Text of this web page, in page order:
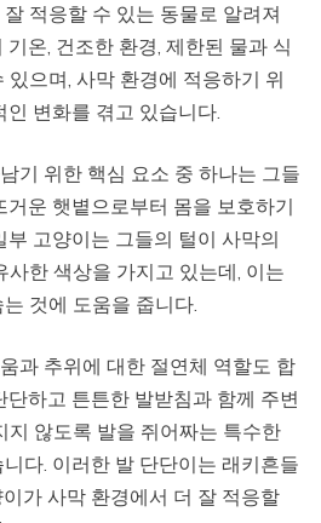
적응할 수 있는 동물로 알려져
온, 건조한 환경, 제한된 물과 식
으며, 사막 환경에 적응하기 위
변화를 겪고 있습니다.
기 위한 핵심 요소 중 하나는 그들
거운 햇볕으로부터 몸을 보호하기
부 고양이는 그들의 털이 사막의
사한 색상을 가지고 있는데, 이는
것에 도움을 줍니다.
과 추위에 대한 절연체 역할도 합
단하고 튼튼한 발받침과 함께 주변
지 않도록 발을 쥐어짜는 특수한
다. 이러한 발 단단이는 래키흔들
가 사막 환경에서 더 잘 적응할